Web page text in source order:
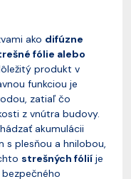
ako difúzne
fólie alebo
produkt v
funkciou je
zatiaľ čo
z vnútra budovy.
akumulácii
s plesňou a hnilobou,
strešných fólií je